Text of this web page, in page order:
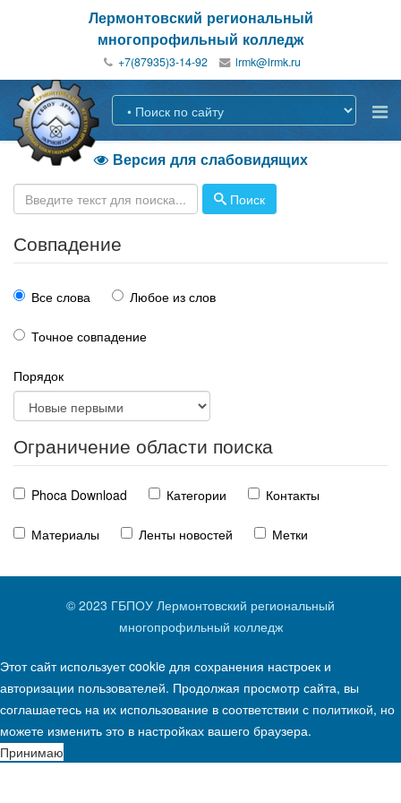
Лермонтовский региональный
многопрофильный колледж
+7(87935)3-14-92
Версия для слабовидящих
Поиск
Совпадение
Все слова Любое из слов
Точное совпадение
Порядок
Ограничение области поиска
Phoca Download Категории Контакты
Материалы Ленты новостей Метки
© 2023 ГБПОУ Лермонтовский региональный
многопрофильный колледж
Этот сайт использует cookie для сохранения настроек и
авторизации пользователей. Продолжая просмотр сайта, вы
соглашаетесь на их использование в соответствии с политикой, но
можете изменить это в настройках вашего браузера.
Принимаю